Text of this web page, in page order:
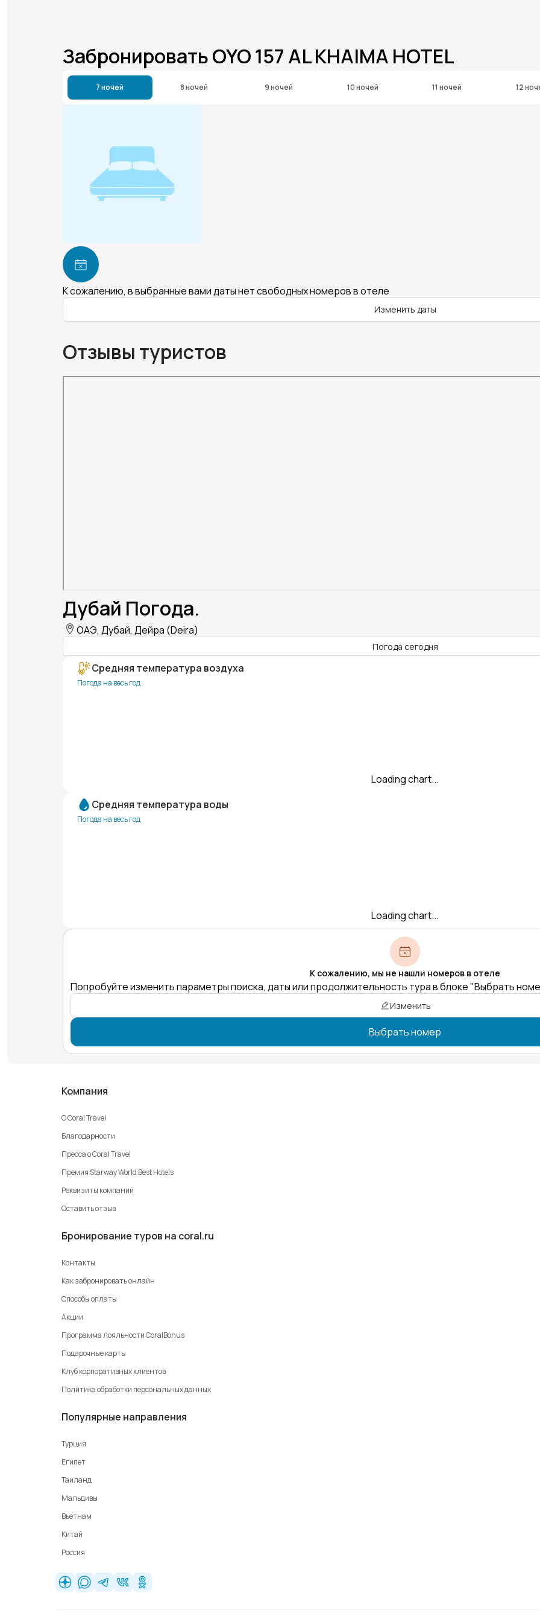
Забронировать OYO 157 AL KHAIMA HOTEL
7 ночей 8 ночей 9 ночей 10 ночей 11 ночей 12
К сожалению, в выбранные вами даты нет свободных номеров в отеле
Изменить даты
Отзывы туристов
Дубай Погода.
ОАЭ, Дубай, Дейра (Deira)
Погода сегодня
Средняя температура воздуха
Погода на весь год
Loading chart...
Средняя температура воды
Погода на весь год
Loading chart...
К сожалению, мы не нашли номеров в отеле
Попробуйте изменить параметры поиска, даты или продолжительность тура в блоке "Выбрать
Изменить
Выбрать номер
Компания
О Coral Travel
Благодарности
Пресса о Coral Travel
Премия Starway World Best Hotels
Реквизиты компаний
Оставить отзыв
Бронирование туров на coral.ru
Контакты
Как забронировать онлайн
Способы оплаты
Акции
Программа лояльности CoralBonus
Подарочные карты
Клуб корпоративных клиентов
Политика обработки персональных данных
Популярные направления
Турция
Египет
Таиланд
Мальдивы
Вьетнам
Китай
Россия